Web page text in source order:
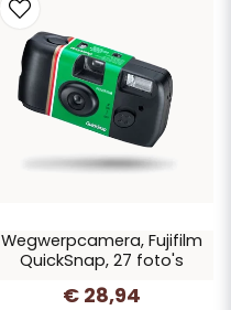
Wegwerpcamera, Fujifilm
QuickSnap, 27 foto's
€ 28,94